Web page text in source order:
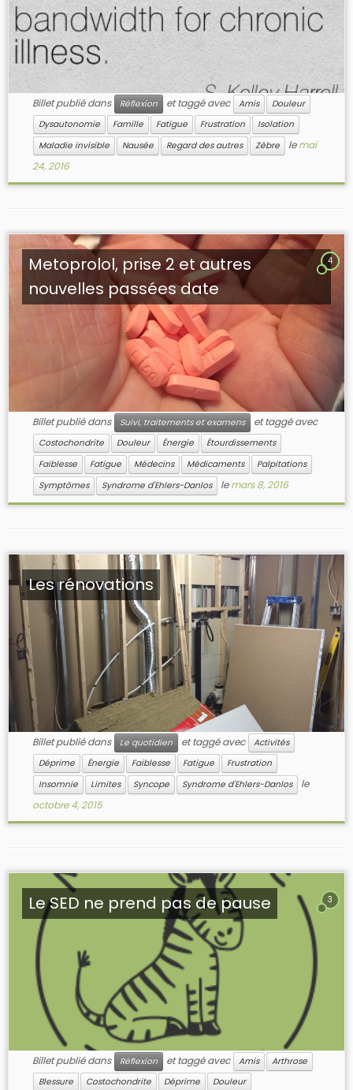
Billet publié dans Réflexion et taggé avec Amis
Douleur
Dysautonomie
Famille Fatigue Frustration
Isolation
Maladie invisible
Nausée Regard des autres Zèbre lemai
24, 2016
4
Metoprolol, prise 2 et autres
nouvelles passées date
Billet publié dans Suivi, traitements et examens et taggé avec
Costochondrite Douleur Énergie
Étourdissements
Faiblesse
Fatigue Médecins Médicaments
Palpitations
Symptômes
Syndrome d'Ehlers-Danlos lemars 8, 2016
Les rénovations
Billet publié dans Le quotidien et taggé avec
Activités
Déprime
Énergie Faiblesse Fatigue
Frustration
Insomnie
Limites Syncope Syndrome d'Ehlers-Danlos
le
octobre 4, 2015
3
Le SED ne prend pas de pause
Billet publié dans Réflexion et taggé avec Amis
Arthrose
Blessure
Costochondrite Déprime Douleur